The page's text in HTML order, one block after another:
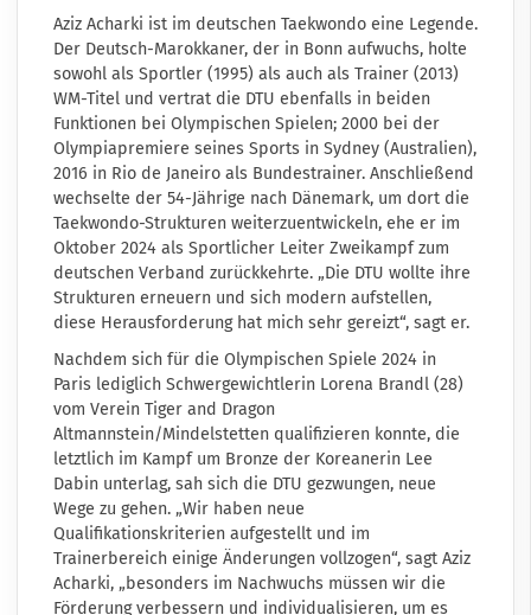
Aziz Acharki ist im deutschen Taekwondo eine Legende.
Der Deutsch-Marokkaner, der in Bonn aufwuchs, holte
sowohl als Sportler (1995) als auch als Trainer (2013)
WM-Titel und vertrat die DTU ebenfalls in beiden
Funktionen bei Olympischen Spielen; 2000 bei der
Olympiapremiere seines Sports in Sydney (Australien),
2016 in Rio de Janeiro als Bundestrainer. Anschließend
wechselte der 54-Jährige nach Dänemark, um dort die
Taekwondo-Strukturen weiterzuentwickeln, ehe er im
Oktober 2024 als Sportlicher Leiter Zweikampf zum
deutschen Verband zurückkehrte. „Die DTU wollte ihre
Strukturen erneuern und sich modern aufstellen,
diese Herausforderung hat mich sehr gereizt“, sagt er.
Nachdem sich für die Olympischen Spiele 2024 in
Paris lediglich Schwergewichtlerin Lorena Brandl (28)
vom Verein Tiger and Dragon
Altmannstein/Mindelstetten qualifizieren konnte, die
letztlich im Kampf um Bronze der Koreanerin Lee
Dabin unterlag, sah sich die DTU gezwungen, neue
Wege zu gehen. „Wir haben neue
Qualifikationskriterien aufgestellt und im
Trainerbereich einige Änderungen vollzogen“, sagt Aziz
Acharki, „besonders im Nachwuchs müssen wir die
Förderung verbessern und individualisieren, um es